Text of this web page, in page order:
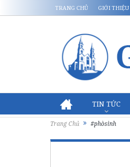
TRANG CHỦ GIỚI THIỆU
TIN TỨC
Trang Chủ #phòsinh